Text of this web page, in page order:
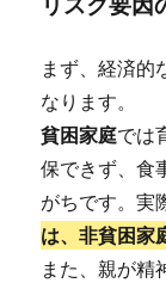
まず、経済的
なります。
貧困家庭では
保できず、食
がちです。実
は、非貧困家
また、親が精